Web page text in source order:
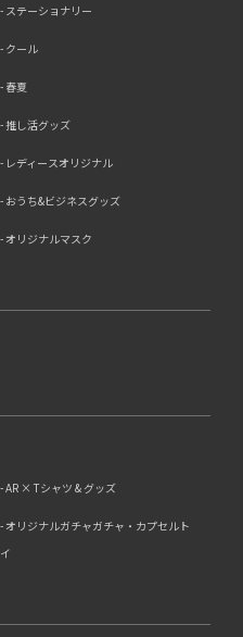
ステーショナリー
クール
春夏
推し活グッズ
レディースオリジナル
おうち&ビジネスグッズ
オリジナルマスク
AR × Tシャツ & グッズ
オリジナルガチャガチャ・カプセルト
イ